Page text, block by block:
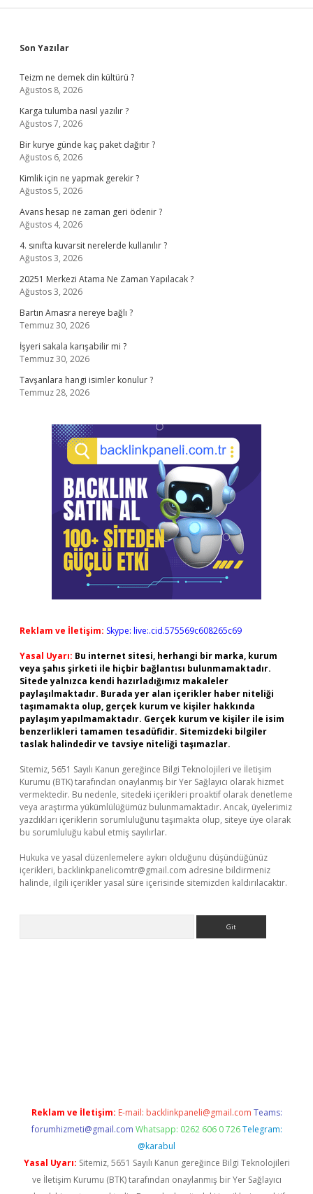
Sidebar
Son Yazılar
Teizm ne demek din kültürü ?
Ağustos 8, 2026
Karga tulumba nasıl yazılır ?
Ağustos 7, 2026
Bir kurye günde kaç paket dağıtır ?
Ağustos 6, 2026
Kimlik için ne yapmak gerekir ?
Ağustos 5, 2026
Avans hesap ne zaman geri ödenir ?
Ağustos 4, 2026
4. sınıfta kuvarsit nerelerde kullanılır ?
Ağustos 3, 2026
20251 Merkezi Atama Ne Zaman Yapılacak ?
Ağustos 3, 2026
Bartın Amasra nereye bağlı ?
Temmuz 30, 2026
İşyeri sakala karışabilir mi ?
Temmuz 30, 2026
Tavşanlara hangi isimler konulur ?
Temmuz 28, 2026
Reklam ve İletişim: Skype: live:.cid.575569c608265c69
Yasal Uyarı: Bu internet sitesi, herhangi bir marka, kurum
veya şahıs şirketi ile hiçbir bağlantısı bulunmamaktadır.
Sitede yalnızca kendi hazırladığımız makaleler
paylaşılmaktadır. Burada yer alan içerikler haber niteliği
taşımamakta olup, gerçek kurum ve kişiler hakkında
paylaşım yapılmamaktadır. Gerçek kurum ve kişiler ile isim
benzerlikleri tamamen tesadüfidir. Sitemizdeki bilgiler
taslak halindedir ve tavsiye niteliği taşımazlar.
Sitemiz, 5651 Sayılı Kanun gereğince Bilgi Teknolojileri ve İletişim
Kurumu (BTK) tarafından onaylanmış bir Yer Sağlayıcı olarak hizmet
vermektedir. Bu nedenle, sitedeki içerikleri proaktif olarak denetleme
veya araştırma yükümlülüğümüz bulunmamaktadır. Ancak, üyelerimiz
yazdıkları içeriklerin sorumluluğunu taşımakta olup, siteye üye olarak
bu sorumluluğu kabul etmiş sayılırlar.
Hukuka ve yasal düzenlemelere aykırı olduğunu düşündüğünüz
içerikleri, backlinkpanelicomtr@gmail.com adresine bildirmeniz
halinde, ilgili içerikler yasal süre içerisinde sitemizden kaldırılacaktır.
Reklam ve İletişim: E-mail: backlinkpaneli@gmail.com Teams:
forumhizmeti@gmail.com Whatsapp: 0262 606 0 726 Telegram:
@karabul
Yasal Uyarı: Sitemiz, 5651 Sayılı Kanun gereğince Bilgi Teknolojileri
ve İletişim Kurumu (BTK) tarafından onaylanmış bir Yer Sağlayıcı